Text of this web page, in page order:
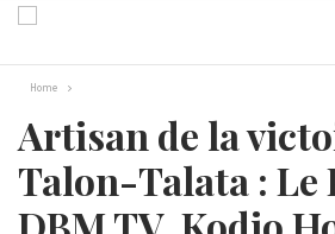
Home
Artisan de la
Talon-Talata : Le